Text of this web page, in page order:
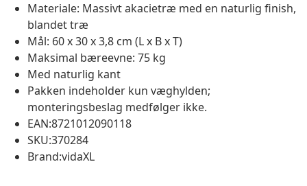
Materiale: Massivt akacietræ med en naturlig finish,
blandet træ
Mål: 60 x 30 x 3,8 cm (L x B x T)
Maksimal bæreevne: 75 kg
Med naturlig kant
Pakken indeholder kun væghylden;
monteringsbeslag medfølger ikke.
EAN:8721012090118
SKU:370284
Brand:vidaXL